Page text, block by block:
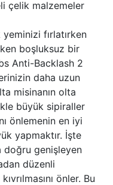
çelik malzemeler
fırlatırken
boşluksuz bir
Anti-Backlash 2
daha uzun
misinanın olta
büyük sipiraller
önlemenin en iyi
yapmaktır. İşte
doğru genişleyen
düzenli
önler. Bu